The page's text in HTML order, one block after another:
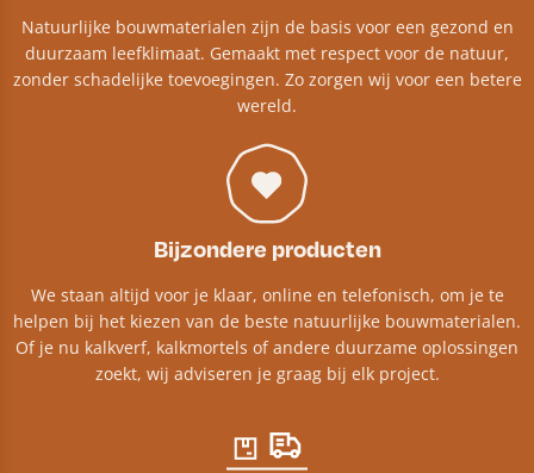
Natuurlijke bouwmaterialen zijn de basis voor een gezond en
duurzaam leefklimaat. Gemaakt met respect voor de natuur,
zonder schadelijke toevoegingen. Zo zorgen wij voor een betere
wereld.
Bijzondere producten
We staan altijd voor je klaar, online en telefonisch, om je te
helpen bij het kiezen van de beste natuurlijke bouwmaterialen.
Of je nu kalkverf, kalkmortels of andere duurzame oplossingen
zoekt, wij adviseren je graag bij elk project.​